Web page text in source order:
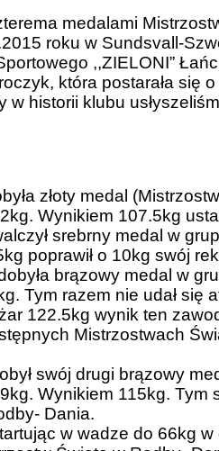
medalami
roku w Sundsvall-
,,ZIELONI”
która postarała się
w historii klubu
złoty medal
Wynikiem 107.5kg
srebrny medal w
poprawił o 10kg swój
brązowy medal w
Tym razem nie udał się
122.5kg wynik ten
Mistrzostwach
swój drugi brązowy
Wynikiem 115kg. Tym
Dania.
w wadze do 66kg